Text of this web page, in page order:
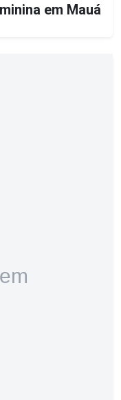
em Mauá